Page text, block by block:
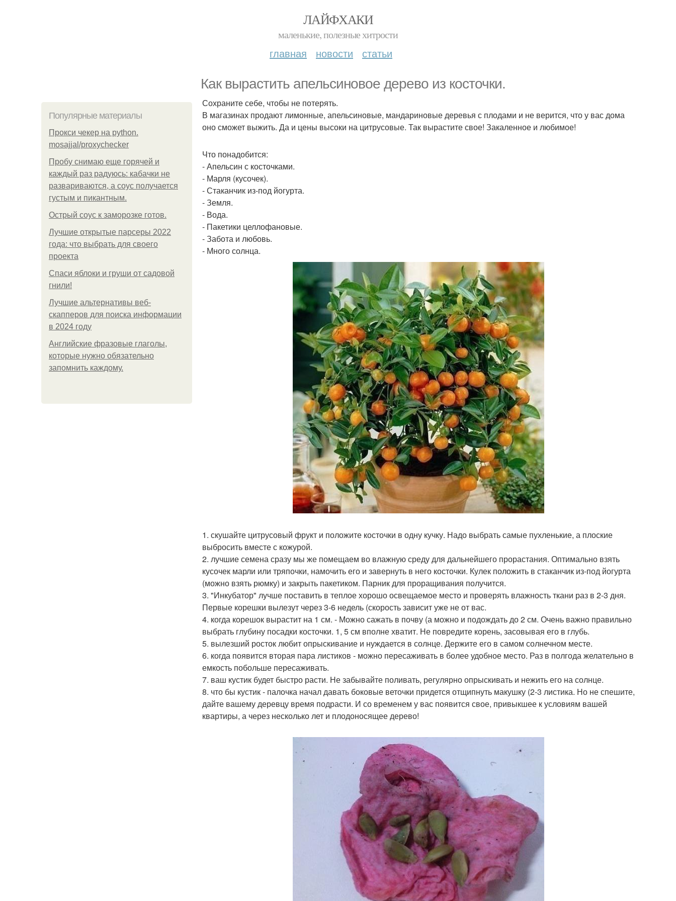
ЛАЙФХАКИ
маленькие, полезные хитрости
главная новости статьи
Как вырастить апельсиновое дерево из косточки.
Популярные материалы
Прокси чекер на python.
mosajjal/proxychecker
Пробу снимаю еще горячей и
каждый раз радуюсь: кабачки не
развариваются, а соус получается
густым и пикантным.
Острый соус к заморозке готов.
Лучшие открытые парсеры 2022
года: что выбрать для своего
проекта
Спаси яблоки и груши от садовой
гнили!
Лучшие альтернативы веб-
скапперов для поиска информации
в 2024 году
Английские фразовые глаголы,
которые нужно обязательно
запомнить каждому.
Сохраните себе, чтобы не потерять.
В магазинах продают лимонные, апельсиновые, мандариновые деревья с плодами и не верится, что у вас дома
оно сможет выжить. Да и цены высоки на цитрусовые. Так вырастите свое! Закаленное и любимое!
Что понадобится:
- Апельсин с косточками.
- Марля (кусочек).
- Стаканчик из-под йогурта.
- Земля.
- Вода.
- Пакетики целлофановые.
- Забота и любовь.
- Много солнца.
1. скушайте цитрусовый фрукт и положите косточки в одну кучку. Надо выбрать самые пухленькие, а плоские
выбросить вместе с кожурой.
2. лучшие семена сразу мы же помещаем во влажную среду для дальнейшего прорастания. Оптимально взять
кусочек марли или тряпочки, намочить его и завернуть в него косточки. Кулек положить в стаканчик из-под йогурта
(можно взять рюмку) и закрыть пакетиком. Парник для проращивания получится.
3. "Инкубатор" лучше поставить в теплое хорошо освещаемое место и проверять влажность ткани раз в 2-3 дня.
Первые корешки вылезут через 3-6 недель (скорость зависит уже не от вас.
4. когда корешок вырастит на 1 см. - Можно сажать в почву (а можно и подождать до 2 см. Очень важно правильно
выбрать глубину посадки косточки. 1, 5 см вполне хватит. Не повредите корень, засовывая его в глубь.
5. вылезший росток любит опрыскивание и нуждается в солнце. Держите его в самом солнечном месте.
6. когда появится вторая пара листиков - можно пересаживать в более удобное место. Раз в полгода желательно в
емкость побольше пересаживать.
7. ваш кустик будет быстро расти. Не забывайте поливать, регулярно опрыскивать и нежить его на солнце.
8. что бы кустик - палочка начал давать боковые веточки придется отщипнуть макушку (2-3 листика. Но не спешите,
дайте вашему деревцу время подрасти. И со временем у вас появится свое, привыкшее к условиям вашей
квартиры, а через несколько лет и плодоносящее дерево!